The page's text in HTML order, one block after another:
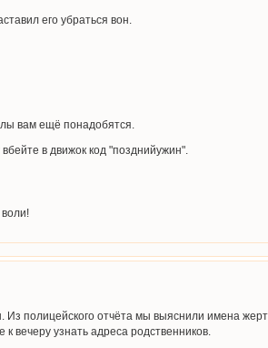
его убраться вон.
вам ещё понадобятся.
в движок код "позднийужин".
Из полицейского отчёта мы выяснили имена
вечеру узнать адреса родственников.